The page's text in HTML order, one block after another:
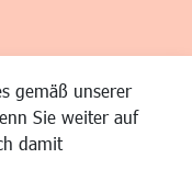
gemäß unserer
Sie weiter auf
damit